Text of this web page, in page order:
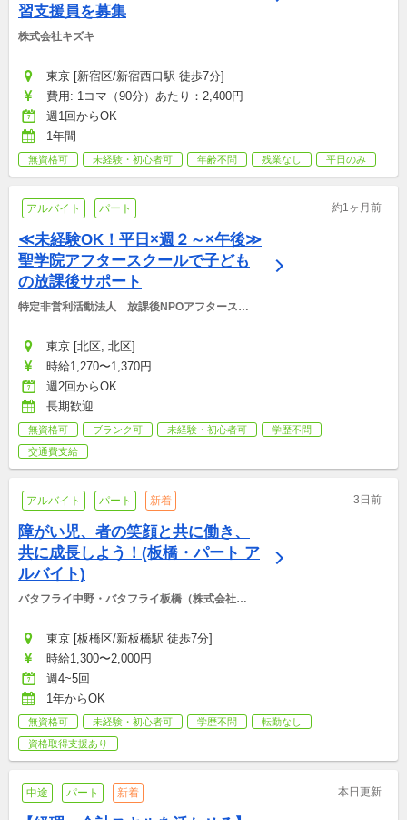
習支援員を募集
株式会社キズキ
東京 [新宿区/新宿西口駅 徒歩7分]
費用: 1コマ（90分）あたり：2,400円
週1回からOK
1年間
無資格可 未経験・初心者可 年齢不問 残業なし 平日のみ
アルバイト パート 約1ヶ月前
≪未経験OK！平日×週２～×午後≫
聖学院アフタースクールで子ども
の放課後サポート
特定非営利活動法人　放課後NPOアフタースク
東京 [北区, 北区]
時給1,270〜1,370円
週2回からOK
長期歓迎
無資格可 ブランク可 未経験・初心者可
学歴不問
交通費支給
アルバイト パート 新着 3日前
障がい児、者の笑顔と共に働き、
共に成長しよう！(板橋・パート ア
ルバイト)
バタフライ中野・バタフライ板橋（株式会社
東京 [板橋区/新板橋駅 徒歩7分]
時給1,300〜2,000円
週4~5回
1年からOK
無資格可 未経験・初心者可 学歴不問
転勤なし
資格取得支援あり
中途 パート 新着 本日更新